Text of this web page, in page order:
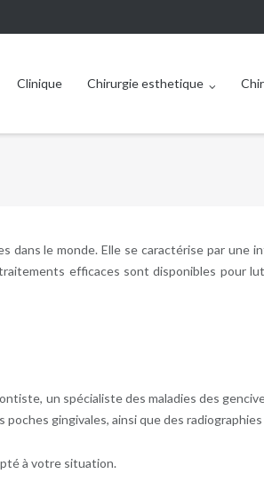
Clinique Chirurgie esthetique
le monde. Elle se caractérise par une
efficaces sont disponibles pour
un spécialiste des maladies des
gingivales, ainsi que des
à votre situation.